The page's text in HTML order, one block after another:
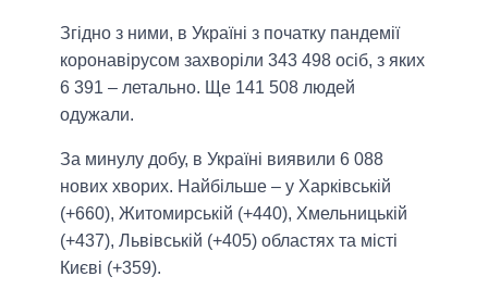
Згідно з ними, в Україні з початку пандемії
коронавірусом захворіли 343 498 осіб, з яких
6 391 – летально. Ще 141 508 людей
одужали.
За минулу добу, в Україні виявили 6 088
нових хворих. Найбільше – у Харківській
(+660), Житомирській (+440), Хмельницькій
(+437), Львівській (+405) областях та місті
Києві (+359).